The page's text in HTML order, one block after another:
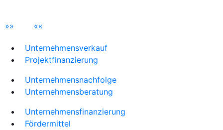
»» ««
Unternehmensverkauf
Projektfinanzierung
Unternehmensnachfolge
Unternehmensberatung
Unternehmensfinanzierung
Fördermittel